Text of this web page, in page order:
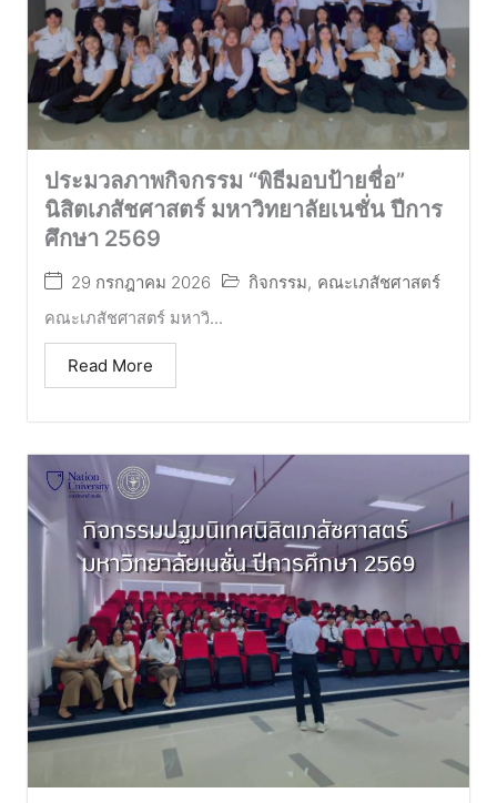
ประมวลภาพกิจกรรม “พิธีมอบป้ายชื่อ”
นิสิตเภสัชศาสตร์ มหาวิทยาลัยเนชั่น ปีการ
ศึกษา 2569
29 กรกฎาคม 2026 กิจกรรม, คณะเภสัชศาสตร์
คณะเภสัชศาสตร์ มหาวิ...
Read More